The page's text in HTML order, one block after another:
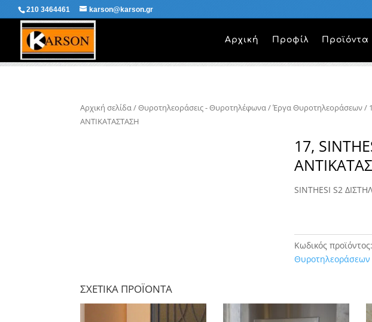
210 3464461 karson@karson.gr
Αρχική Προφίλ Προϊόντα
Αρχική σελίδα/Θυροτηλεοράσεις - Θυροτηλέφωνα/Έργα Θυροτηλεοράσεων/
ΑΝΤΙΚΑΤΑΣΤΑΣΗ
17,
SINTHESI S2
Κωδικός
Θυροτηλεοράσεων
ΣΧΕΤΙΚΆ ΠΡΟΪΌΝΤΑ